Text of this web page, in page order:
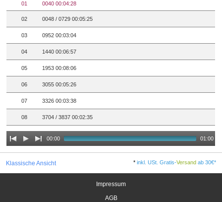
01 0040 00:04:28
02 0048 / 0729 00:05:25
03 0952 00:03:04
04 1440 00:06:57
05 1953 00:08:06
06 3055 00:05:26
07 3326 00:03:38
08 3704 / 3837 00:02:35
00:00 01:00
Klassische Ansicht *inkl. USt. Gratis-Versand ab 30€*
Impressum
AGB